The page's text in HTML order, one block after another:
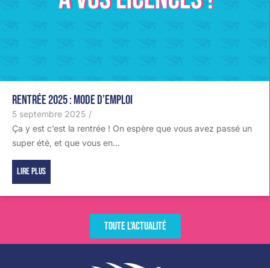
Rentrée 2025 : mode d’emploi
5 septembre 2025 /
Ça y est c’est la rentrée ! On espère que vous avez passé un
super été, et que vous en...
Lire plus
Toute l'actualité